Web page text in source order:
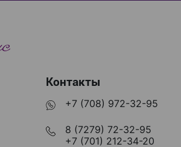
Контакты
+7 (708) 972-32-95
8 (7279) 72-32-95
+7 (701) 212-34-20